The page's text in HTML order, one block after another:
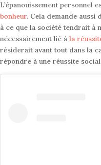
L’épanouissement personnel
bonheur. Cela demande
à ce que la société tendrait à
nécessairement lié à la
résiderait avant tout dans la
répondre à une réussite